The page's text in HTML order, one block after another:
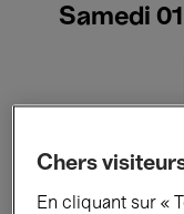
Samedi
Tous les
Expositions
Chers
En cliquant sur «